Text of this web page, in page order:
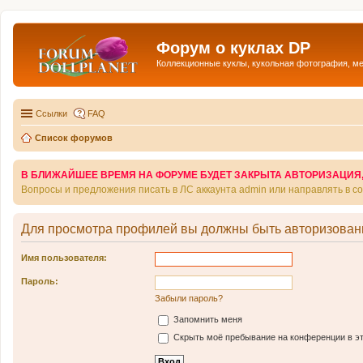
Форум о куклах DP
Коллекционные куклы, кукольная фотография,
Ссылки FAQ
Список форумов
В БЛИЖАЙШЕЕ ВРЕМЯ НА ФОРУМЕ БУДЕТ ЗАКРЫТА
Вопросы и предложения писать в ЛС аккаунта admin или направлять в
Для просмотра профилей вы должны быть
Имя пользователя:
Пароль:
Забыли пароль?
Запомнить меня
Скрыть моё пребывание на конференции в